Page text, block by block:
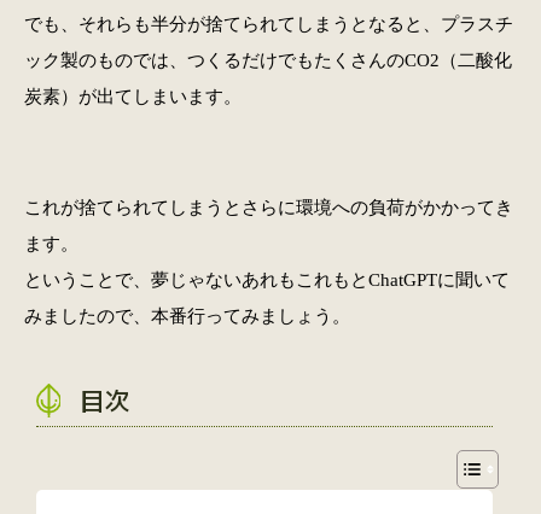
でも、それらも半分が捨てられてしまうとなると、プラスチ
ック製のものでは、つくるだけでもたくさんのCO2（二酸化
炭素）が出てしまいます。
これが捨てられてしまうとさらに環境への負荷がかかってき
ます。
ということで、夢じゃないあれもこれもとChatGPTに聞いて
みましたので、本番行ってみましょう。
目次